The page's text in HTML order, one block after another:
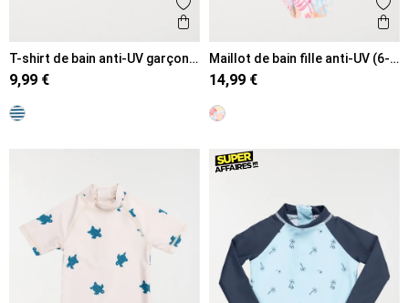
Ajouter aux favoris
Aperçu rapide
T-shirt de bain anti-UV garçon
(6-36M)
9,99 €
Maillot de bain fille anti-UV (6-
36M)
14,99 €